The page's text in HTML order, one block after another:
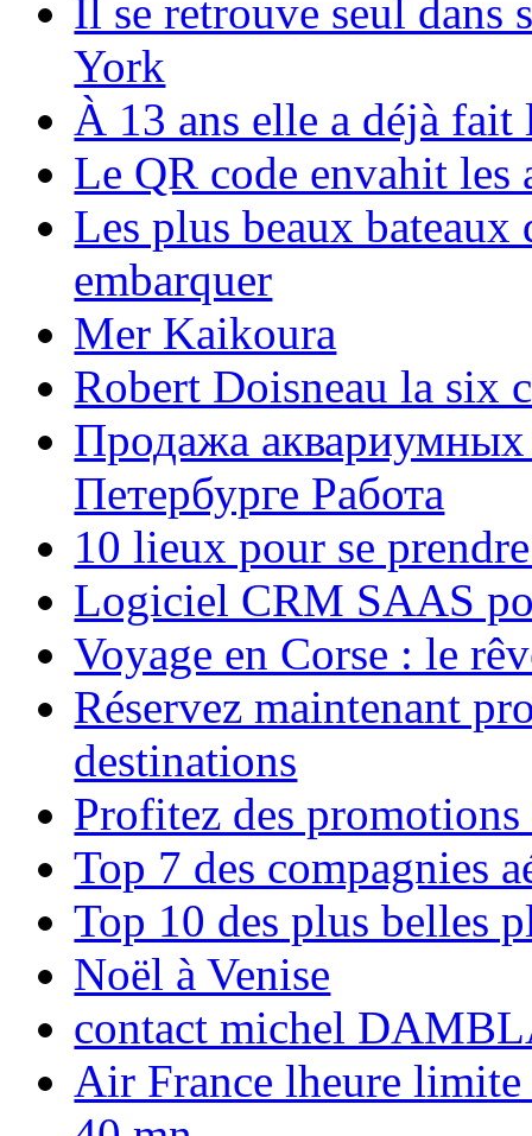
Il se retrouve seul dans
York
À 13 ans elle a déjà
Le QR code envahit les
Les plus beaux bateaux
embarquer
Mer Kaikoura
Robert Doisneau la six
Продажа аквариумных
Петербурге Работа
10 lieux pour se
Logiciel CRM SAAS
Voyage en Corse : le
Réservez maintenant
destinations
Profitez des
Top 7 des compagnies
Top 10 des plus belles
Noël à Venise
contact michel
Air France lheure limite